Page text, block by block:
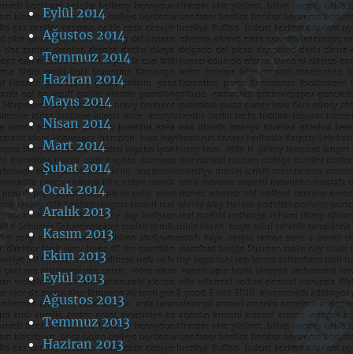
Eylül 2014
Ağustos 2014
Temmuz 2014
Haziran 2014
Mayıs 2014
Nisan 2014
Mart 2014
Şubat 2014
Ocak 2014
Aralık 2013
Kasım 2013
Ekim 2013
Eylül 2013
Ağustos 2013
Temmuz 2013
Haziran 2013